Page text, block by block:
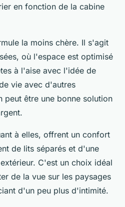
en fonction de la cabine
la moins chère. Il s'agit
où l'espace est optimisé
à l'aise avec l'idée de
vie avec d'autres
peut être une bonne solution
à elles, offrent un confort
de lits séparés et d'une
C'est un choix idéal
de la vue sur les paysages
d'un peu plus d'intimité.